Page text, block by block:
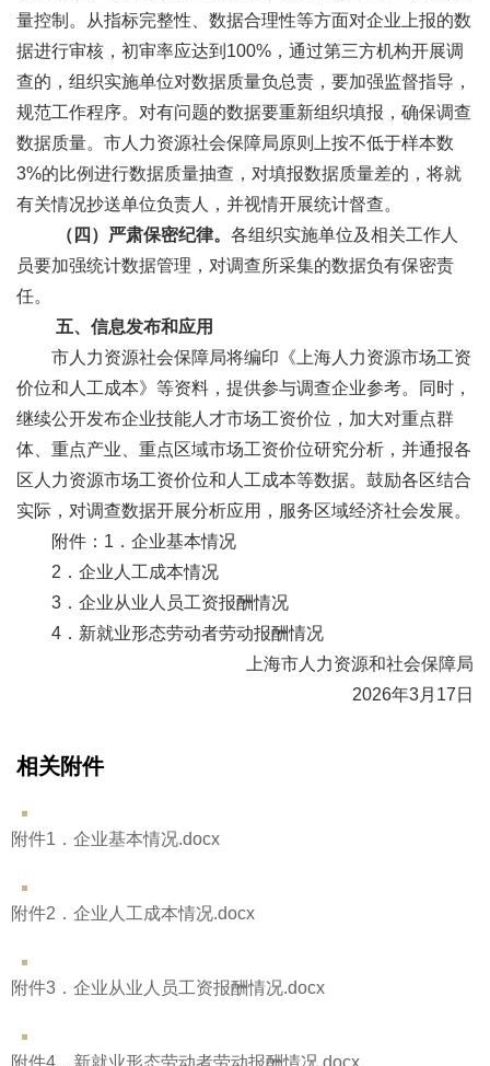
量控制。从指标完整性、数据合理性等方面对企业上报的数
据进行审核，初审率应达到100%，通过第三方机构开展调
查的，组织实施单位对数据质量负总责，要加强监督指导，
规范工作程序。对有问题的数据要重新组织填报，确保调查
数据质量。市人力资源社会保障局原则上按不低于样本数
3%的比例进行数据质量抽查，对填报数据质量差的，将就
有关情况抄送单位负责人，并视情开展统计督查。
（四）严肃保密纪律。 各组织实施单位及相关工作人
员要加强统计数据管理，对调查所采集的数据负有保密责
任。
五、信息发布和应用
市人力资源社会保障局将编印《上海人力资源市场工资
价位和人工成本》等资料，提供参与调查企业参考。同时，
继续公开发布企业技能人才市场工资价位，加大对重点群
体、重点产业、重点区域市场工资价位研究分析，并通报各
区人力资源市场工资价位和人工成本等数据。鼓励各区结合
实际，对调查数据开展分析应用，服务区域经济社会发展。
附件：1．企业基本情况
2．企业人工成本情况
3．企业从业人员工资报酬情况
4．新就业形态劳动者劳动报酬情况
上海市人力资源和社会保障局
2026年3月17日
相关附件
附件1．企业基本情况.docx
附件2．企业人工成本情况.docx
附件3．企业从业人员工资报酬情况.docx
附件4．新就业形态劳动者劳动报酬情况.docx